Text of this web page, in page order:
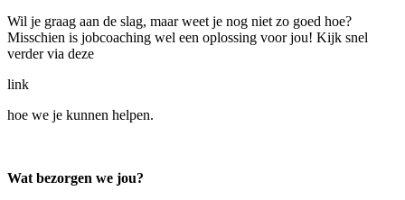
Wil je graag aan de slag, maar weet je nog niet zo goed hoe?
Misschien is jobcoaching wel een oplossing voor jou! Kijk snel
verder via deze
link
hoe we je kunnen helpen.
Wat bezorgen we jou?